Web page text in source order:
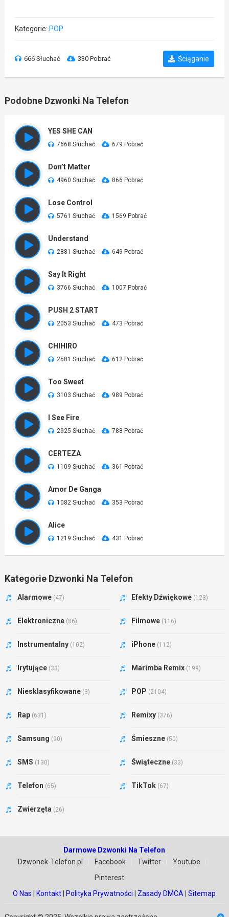
Kategorie: POP
666 Słuchać 330 Pobrać Ściąganie
Podobne Dzwonki Na Telefon
YES SHE CAN
7668 Słuchać 679 Pobrać
Don’t Matter
4960 Słuchać 866 Pobrać
Lose Control
5761 Słuchać 1569 Pobrać
Understand
2881 Słuchać 649 Pobrać
Say It Right
3766 Słuchać 1007 Pobrać
PUSH 2 START
2053 Słuchać 473 Pobrać
CHIHIRO
2581 Słuchać 612 Pobrać
Too Sweet
3103 Słuchać 989 Pobrać
I See Fire
2925 Słuchać 788 Pobrać
CERTEZA
1109 Słuchać 361 Pobrać
Amor De Ganga
1082 Słuchać 353 Pobrać
Alice
1219 Słuchać 431 Pobrać
Kategorie Dzwonki Na Telefon
Alarmowe (47) Efekty Dźwiękowe (123)
Elektroniczne (86) Filmowe (116)
Instrumentalny (102) iPhone (112)
Irytujące (33) Marimba Remix (199)
Niesklasyfikowane (3) POP (2104)
Rap (631) Remixy (376)
Samsung (90) Śmieszne (50)
SMS (130) Świąteczne (33)
Telefon (65) TikTok (67)
Zwierzęta (26)
Darmowe Dzwonki Na Telefon
Dzwonek-Telefon.pl
Facebook Twitter
Youtube
Pinterest
O Nas
Kontakt Polityka Prywatności Zasady DMCA |Sitemap